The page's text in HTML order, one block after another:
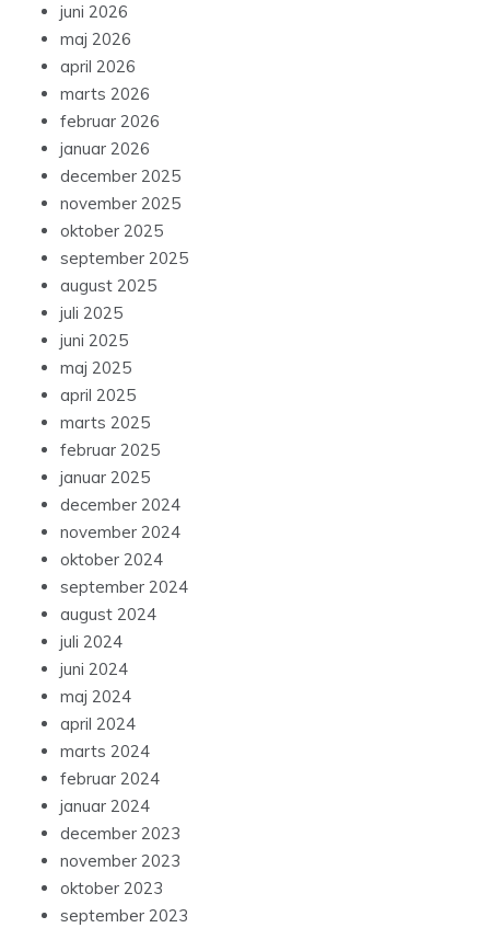
juni 2026
maj 2026
april 2026
marts 2026
februar 2026
januar 2026
december 2025
november 2025
oktober 2025
september 2025
august 2025
juli 2025
juni 2025
maj 2025
april 2025
marts 2025
februar 2025
januar 2025
december 2024
november 2024
oktober 2024
september 2024
august 2024
juli 2024
juni 2024
maj 2024
april 2024
marts 2024
februar 2024
januar 2024
december 2023
november 2023
oktober 2023
september 2023